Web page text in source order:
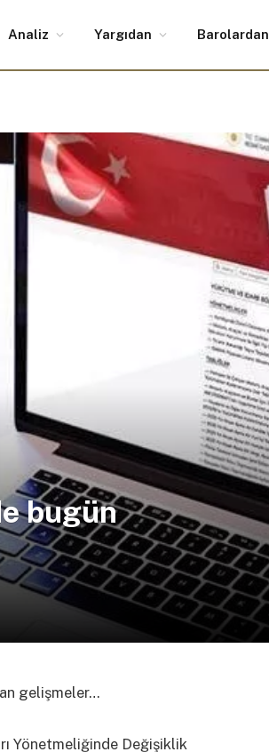
Analiz Yargıdan Barolardan
bugün
gelişmeler…
Yönetmeliğinde Değişiklik